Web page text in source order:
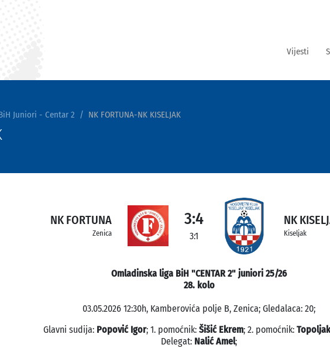
Vijesti
Juniori - Centar 2 NK FORTUNA-NK KISELJAK
NK FORTUNA
Zenica
3:4
3:1
NK
Kiseljak
Omladinska liga BiH "CENTAR 2" juniori 25/26
28. kolo
03.05.2026 12:30h, Kamberovića polje B, Zenica; Gledalaca: 20;
Glavni sudija: Popović Igor; 1. pomoćnik: Šišić Ekrem; 2. pomoćnik:
Delegat: Nalić Amel;